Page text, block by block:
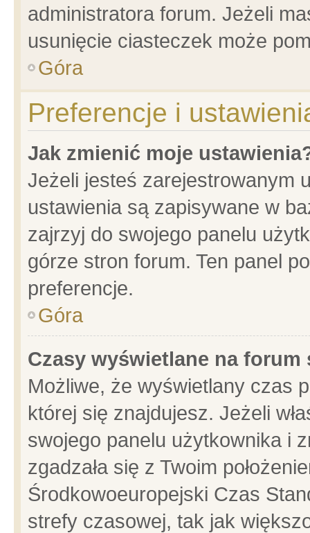
administratora forum. Jeżeli
usunięcie ciasteczek może
Góra
Preferencje i
Jak zmienić moje
Jeżeli jesteś zarejestrowanym
ustawienia są zapisywane w
zajrzyj do swojego panelu
górze stron forum. Ten panel
preferencje.
Góra
Czasy wyświetlane na forum
Możliwe, że wyświetlany czas
której się znajdujesz. Jeżeli
swojego panelu użytkownika i
zgadzała się z Twoim
Środkowoeuropejski Czas
strefy czasowej, tak jak